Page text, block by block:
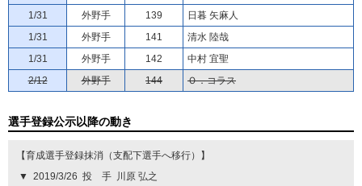
1/31
外野手 139
日暮 矢麻人
1/31
外野手 141
清水 陸哉
1/31
外野手 142
中村 宜聖
2/12
外野手 144 Ｏ．コラス
選手登録公示以降の動き
【育成選手登録抹消（支配下選手へ移行）】
▼ 2019/3/26 投 手 川原 弘之